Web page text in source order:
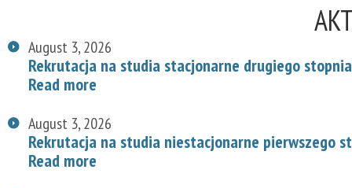
August 3, 2026
Rekrutacja na studia stacjonarne drugiego
Read more
August 3, 2026
Rekrutacja na studia niestacjonarne pierwszego
Read more